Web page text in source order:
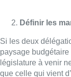
Définir les
Si les deux
paysage budgétaire
législature à venir
que celle qui vient